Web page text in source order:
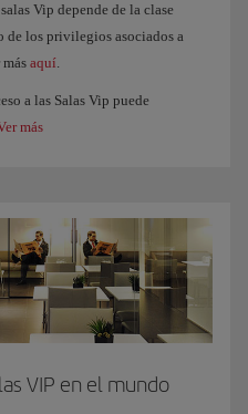
Vip depende de la clase
de los privilegios asociados a
aquí
a las Salas Vip puede
más
VIP en el mundo